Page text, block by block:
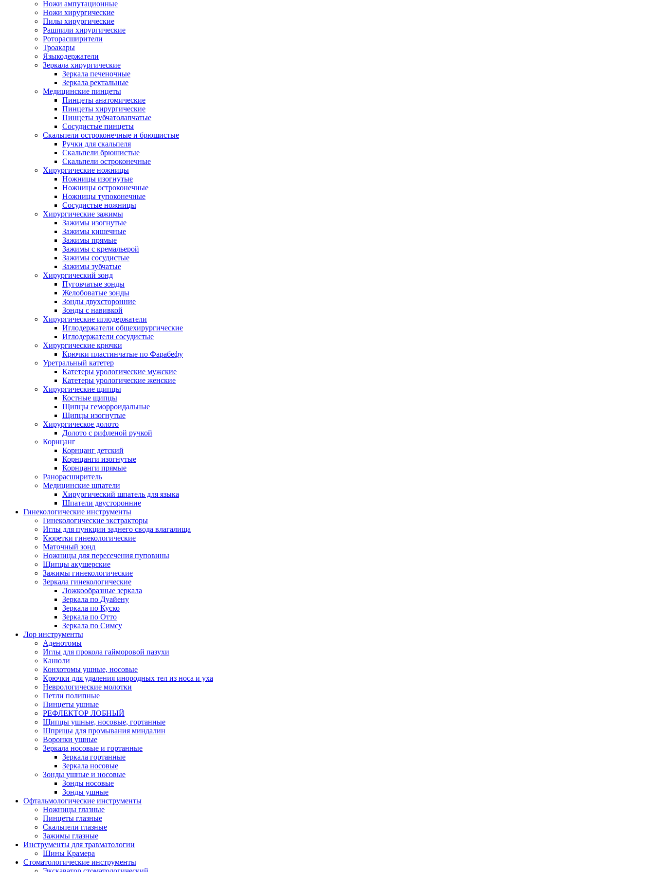
Ножи ампутационные
Ножи хирургические
Пилы хирургические
Рашпили хирургические
Роторасширители
Троакары
Языкодержатели
Зеркала хирургические
Зеркала печеночные
Зеркала ректальные
Медицинские пинцеты
Пинцеты анатомические
Пинцеты хирургические
Пинцеты зубчатолапчатые
Сосудистые пинцеты
Скальпели остроконечные и брюшистые
Ручки для скальпеля
Скальпели брюшистые
Скальпели остроконечные
Хирургические ножницы
Ножницы изогнутые
Ножницы остроконечные
Ножницы тупоконечные
Сосудистые ножницы
Хирургические зажимы
Зажимы изогнутые
Зажимы кишечные
Зажимы прямые
Зажимы с кремальерой
Зажимы сосудистые
Зажимы зубчатые
Хирургический зонд
Пуговчатые зонды
Желобоватые зонды
Зонды двухсторонние
Зонды с навивкой
Хирургические иглодержатели
Иглодержатели общехирургические
Иглодержатели сосудистые
Хирургические крючки
Крючки пластинчатые по Фарабефу
Уретральный катетер
Катетеры урологические мужские
Катетеры урологические женские
Хирургические щипцы
Костные щипцы
Щипцы геморроидальные
Щипцы изогнутые
Хирургическое долото
Долото с рифленой ручкой
Корнцанг
Корнцанг детский
Корнцанги изогнутые
Корнцанги прямые
Ранорасширитель
Медицинские шпатели
Хирургический шпатель для языка
Шпатели двусторонние
Гинекологические инструменты
Гинекологические экстракторы
Иглы для пункции заднего свода влагалища
Кюретки гинекологические
Маточный зонд
Ножницы для пересечения пуповины
Щипцы акушерские
Зажимы гинекологические
Зеркала гинекологические
Ложкообразные зеркала
Зеркала по Дуайену
Зеркала по Куско
Зеркала по Отто
Зеркала по Симсу
Лор инструменты
Аденотомы
Иглы для прокола гайморовой пазухи
Канюли
Конхотомы ушные, носовые
Крючки для удаления инородных тел из носа и уха
Неврологические молотки
Петли полипные
Пинцеты ушные
РЕФЛЕКТОР ЛОБНЫЙ
Щипцы ушные, носовые, гортанные
Шприцы для промывания миндалин
Воронки ушные
Зеркала носовые и гортанные
Зеркала гортанные
Зеркала носовые
Зонды ушные и носовые
Зонды носовые
Зонды ушные
Офтальмологические инструменты
Ножницы глазные
Пинцеты глазные
Скальпели глазные
Зажимы глазные
Инструменты для травматологии
Шины Крамера
Стоматологические инструменты